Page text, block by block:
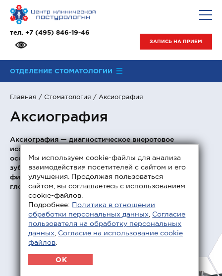
тел. +7 (495) 846-19-46
ЗАПИСЬ НА ПРИЕМ
ОТДЕЛЕНИЕ СТОМАТОЛОГИИ
Главная / Стоматология / Аксиография
Аксиография
Аксиография — диагностическое внеротовое
исследование, направленное на выявления
особенностей взаимоотношений верхних и нижних
зубов в состоянии покоя и в процессе выполнения
физиологичных движений (во время жевания,
глотания, речи, открытии и закрытии рта).
Мы используем cookie-файлы для анализа
взаимодействия посетителей с сайтом и его
улучшения. Продолжая пользоваться
сайтом, вы соглашаетесь с использованием
cookie-файлов.
Подробнее: Политика в отношении
обработки персональных данных Согласие
пользователя на обработку персональных
данных Согласие на использование cookie
файлов
OK